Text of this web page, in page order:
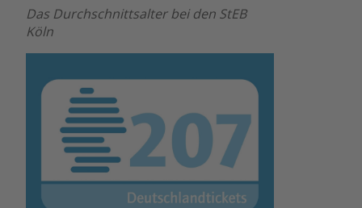
Das Durchschnittsalter bei den StEB
Köln